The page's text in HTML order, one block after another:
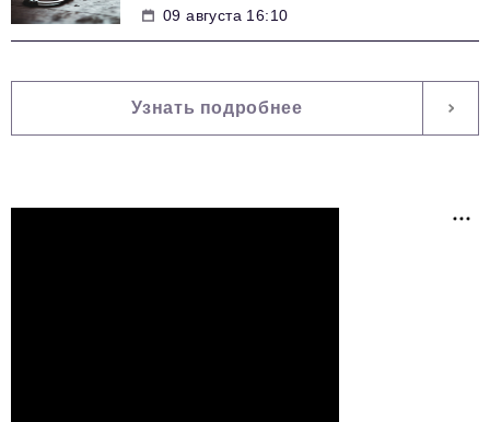
09 августа 16:10
Узнать подробнее